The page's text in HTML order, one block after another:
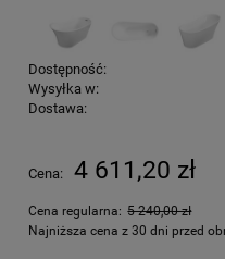
Dostępność:
Wysyłka w:
Dostawa:
Cena nie zawiera
Cena: 4 611,20 zł
Cena regularna: 5 240,00 zł
Najniższa cena z 30 dni przed